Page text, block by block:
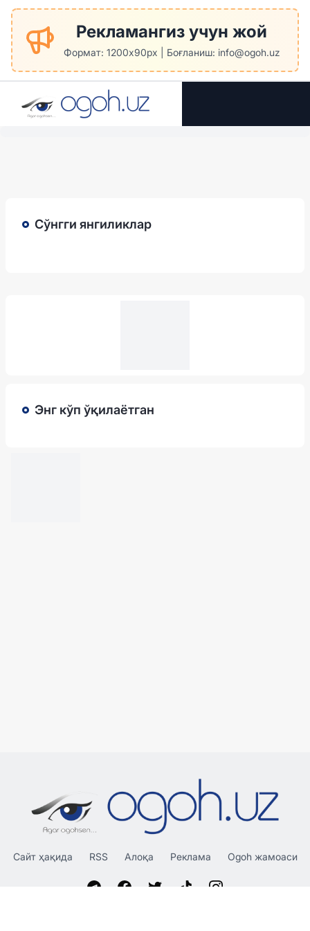
Рекламангиз учун жой
Формат: 1200x90px | Боғланиш: info@ogoh.uz
Сўнгги янгиликлар
Энг кўп ўқилаётган
Сайт ҳақида RSS Алоқа Реклама Ogoh жамоаси